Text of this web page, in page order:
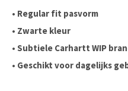
• Regular fit pasvorm
• Zwarte kleur
• Subtiele Carhartt WIP
• Geschikt voor dagelijks